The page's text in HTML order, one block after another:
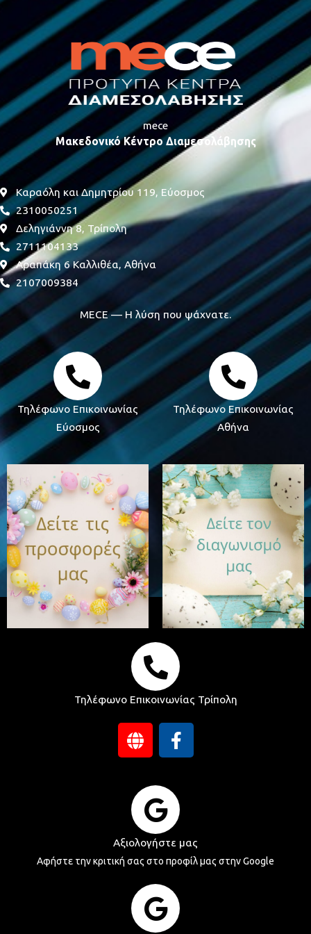
mece
Μακεδονικό Κέντρο Διαμεσολάβησης
Kαραόλη και Δημητρίου 119, Εύοσμος
2310050251
Δεληγιάννη 8, Τρίπολη
2711104133
Αραπάκη 6 Καλλιθέα, Αθήνα
2107009384
MECE — Η λύση που ψάχνατε.
Τηλέφωνο Επικοινωνίας
Εύοσμος
Τηλέφωνο Επικοινωνίας
Αθήνα
Τηλέφωνο Επικοινωνίας Τρίπολη
l
o
e
a
c
o
o
k
-
Αξιολογήστε μας
Αφήστε την κριτική σας στο προφίλ μας στην Google